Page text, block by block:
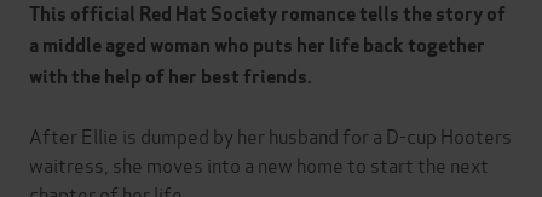
This official Red Hat Society romance tells the story of
a middle aged woman who puts her life back together
with the help of her best friends.
After Ellie is dumped by her husband for a D-cup Hooters
waitress, she moves into a new home to start the next